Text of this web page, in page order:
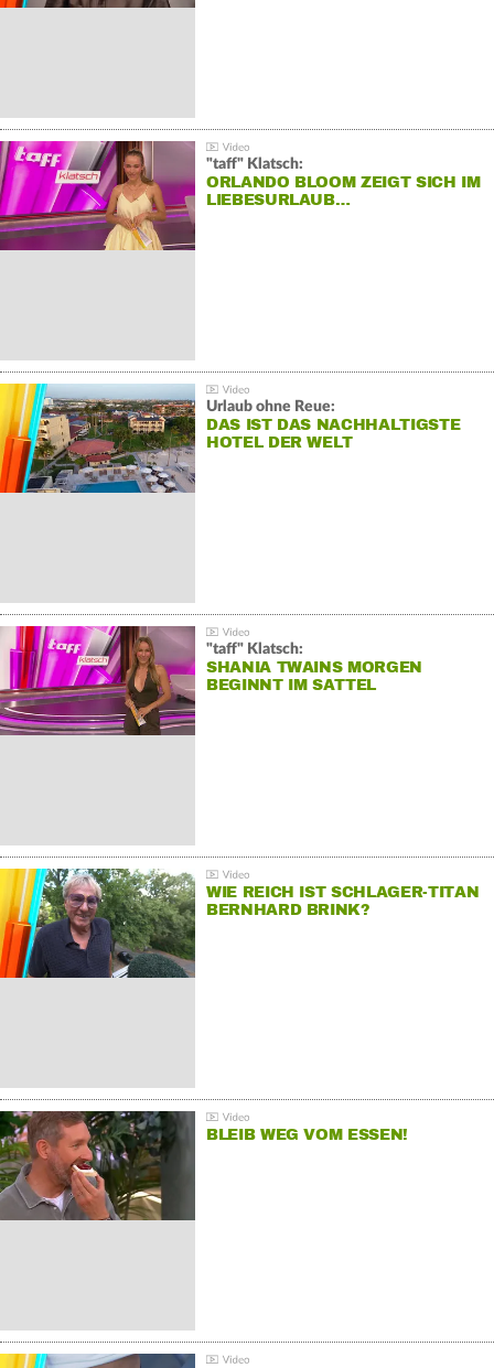
"taff" Klatsch:
ORLANDO BLOOM ZEIGT SICH IM
LIEBESURLAUB…
Urlaub ohne Reue:
DAS IST DAS NACHHALTIGSTE
HOTEL DER WELT
"taff" Klatsch:
SHANIA TWAINS MORGEN
BEGINNT IM SATTEL
WIE REICH IST SCHLAGER-TITAN
BERNHARD BRINK?
BLEIB WEG VOM ESSEN!